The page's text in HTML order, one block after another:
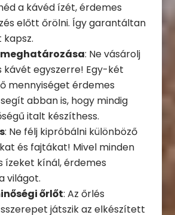
a kávéd ízét, érdemes
előtt őrölni. Így garantáltan
: Ne vásárolj
kávét egyszerre! Egy-két
mennyiséget érdemes
abban is, hogy mindig
italt készíthess.
: Ne félj kipróbálni különböző
és fajtákat! Mivel minden
ízeket kínál, érdemes
világot.
őrlőt: Az őrlés
játszik az elkészített